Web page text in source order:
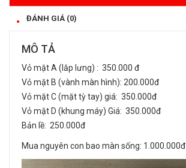
ĐÁNH GIÁ (0)
MÔ TẢ
Vỏ mặt A (lắp lưng) : 350.000 đ
Vỏ mặt B (vành màn hình): 200.000đ
Vỏ mặt C (mặt tỳ tay) giá: 350.000đ
Vỏ mặt D (khung máy) Giá: 350.000đ
Bản lề: 250.000đ
Mua nguyên con bao màn sống: 1.000.000đ